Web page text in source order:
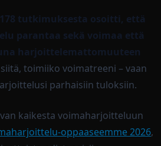
tutkimuksesta osoitti, että
parantaa sekä voimaa että
harjoittelemattomuuteen
toimiiko voimatreeni – vaan
parhaisiin tuloksiin.
kaikesta voimaharjoitteluun
oppaaseemme 2026,